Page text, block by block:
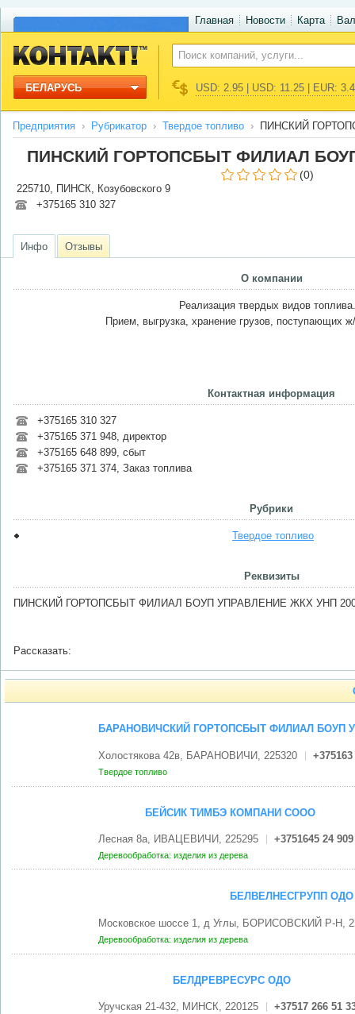
Главная Новости Карта
БЕЛАРУСЬ USD: 2.95 | USD: 11.25 | EUR:
Предприятия Рубрикатор Твердое топливо ПИНСКИЙ
ПИНСКИЙ ГОРТОПСБЫТ ФИЛИАЛ
(0)
225710, ПИНСК, Козубовского 9
+375165 310 327
Инфо Отзывы
О компании
Реализация твердых видов топлива.
Прием, выгрузка, хранение грузов, поступающих
Контактная информация
+375165 310 327
+375165 371 948, директор
+375165 648 899, сбыт
+375165 371 374, Заказ топлива
Рубрики
Твердое топливо
Реквизиты
ПИНСКИЙ ГОРТОПСБЫТ ФИЛИАЛ БОУП УПРАВЛЕНИЕ ЖКХ УНП
Рассказать:
БАРАНОВИЧСКИЙ ГОРТОПСБЫТ ФИЛИАЛ БОУП
Холостякова 42в, БАРАНОВИЧИ, 225320
Твердое топливо
БЕЙСИК ТИМБЭ КОМПАНИ СООО
Лесная 8а, ИВАЦЕВИЧИ, 225295 +3751645 24 909
Деревообработка: изделия из дерева
БЕЛВЕЛНЕСГРУПП ОДО
Московское шоссе 1, д Углы, БОРИСОВСКИЙ Р-Н,
Деревообработка: изделия из дерева
БЕЛДРЕВРЕСУРС ОДО
Уручская 21-432, МИНСК, 220125 +37517 266 51